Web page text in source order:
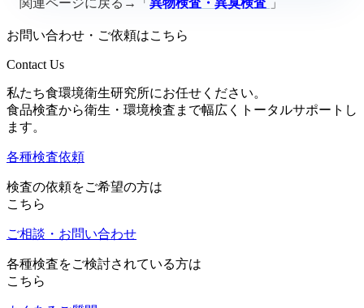
関連ページに戻る→「 異物検査・異臭検査 」
お問い合わせ・ご依頼はこちら
Contact Us
私たち食環境衛生研究所にお任せください。
食品検査から衛生・環境検査まで幅広くトータルサポートし
ます。
各種検査依頼
検査の依頼をご希望の方は
こちら
ご相談・お問い合わせ
各種検査をご検討されている方は
こちら